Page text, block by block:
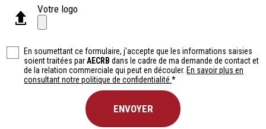
Votre logo
En soumettant ce formulaire, j'accepte que les informations saisies
soient traitées parAECRB dans le cadre de ma demande de contact et
de la relation commerciale qui peut en découler. En savoir plus en
consultant notre politique de confidentialité.*